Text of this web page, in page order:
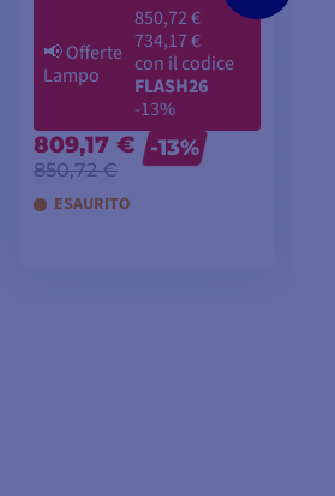
📢Offerte
Lampo
850,72 €
734,17 €
con il codice
FLASH26
-13%
809,17 €
850,72 €
-13%
ESAURITO